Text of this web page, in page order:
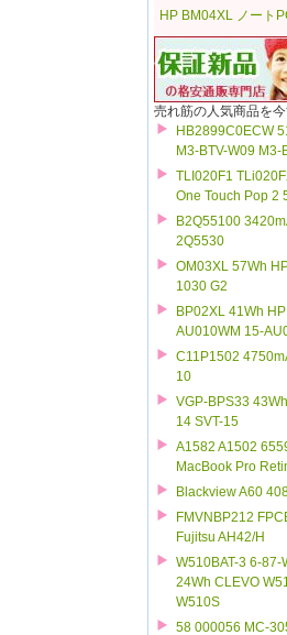
HP BM04XL ノート
売れ筋の人気商品を
HB2899C0ECW
M3-BTV-W09 M3-
TLI020F1
One Touch Pop 2
B2Q55100
2Q5530
OM03XL 57Wh
1030 G2
BP02XL 41Wh
AU010WM 15-
C11P1502
10
VGP-BPS33
14 SVT-15
A1582 A1502
MacBook Pro
Blackview A60
FMVNBP212
Fujitsu AH42/H
W510BAT-3 6-87-
24Wh CLEVO
W510S
58 000056 MC-